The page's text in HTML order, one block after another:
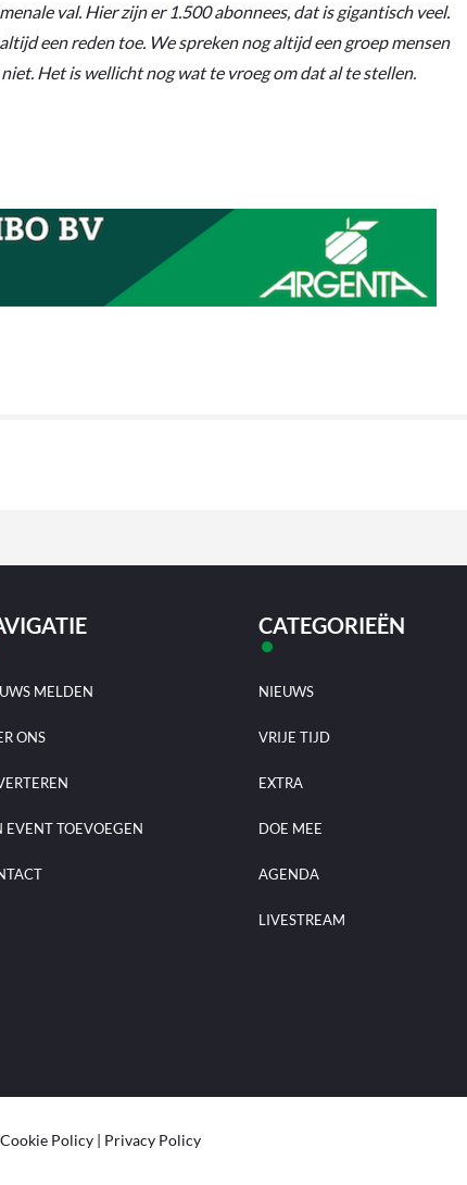
val. Hier zijn er 1.500 abonnees, dat is gigantisch veel.
een reden toe. We spreken nog altijd een groep mensen
Het is wellicht nog wat te vroeg om dat al te stellen.
MELDEN
ONS
EVENT TOEVOEGEN
CATEGORIEËN
NIEUWS
VRIJE TIJD
EXTRA
DOE MEE
AGENDA
LIVESTREAM
Cookie Policy | Privacy Policy